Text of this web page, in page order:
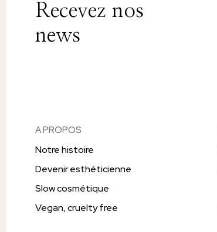
Recevez nos
news
A PROPOS
Notre histoire
Devenir esthéticienne
Slow cosmétique
Vegan, cruelty free